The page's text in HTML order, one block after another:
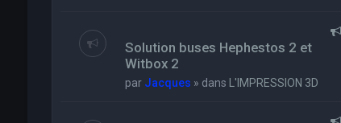
Solution buses Hephestos 2 et
Witbox 2
par Jacques » dans L'IMPRESSION 3D